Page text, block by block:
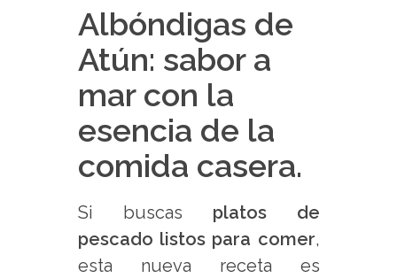
Albóndigas de
Atún: sabor a
mar con la
esencia de la
comida casera.
Si buscas platos de
pescado listos para comer,
esta nueva receta es